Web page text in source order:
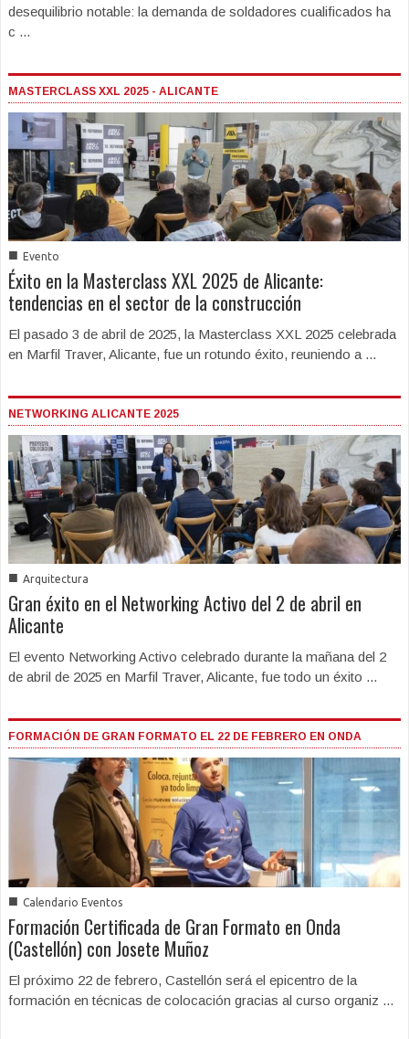
desequilibrio notable: la demanda de soldadores cualificados ha
c ...
MASTERCLASS XXL 2025 - ALICANTE
■ Evento
Éxito en la Masterclass XXL 2025 de Alicante:
tendencias en el sector de la construcción
El pasado 3 de abril de 2025, la Masterclass XXL 2025 celebrada
en Marfil Traver, Alicante, fue un rotundo éxito, reuniendo a ...
NETWORKING ALICANTE 2025
■ Arquitectura
Gran éxito en el Networking Activo del 2 de abril en
Alicante
El evento Networking Activo celebrado durante la mañana del 2
de abril de 2025 en Marfil Traver, Alicante, fue todo un éxito ...
FORMACIÓN DE GRAN FORMATO EL 22 DE FEBRERO EN ONDA
■ Calendario Eventos
Formación Certificada de Gran Formato en Onda
(Castellón) con Josete Muñoz
El próximo 22 de febrero, Castellón será el epicentro de la
formación en técnicas de colocación gracias al curso organiz ...